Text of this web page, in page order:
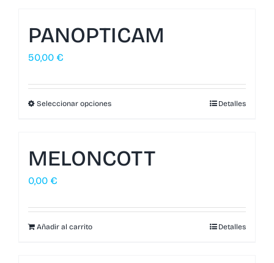
PANOPTICAM
50,00 €
Seleccionar opciones Detalles
MELONCOTT
0,00 €
Añadir al carrito Detalles